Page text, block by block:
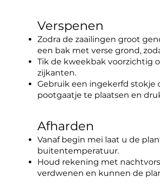
Verspenen
Zodra de zaailingen groot
een bak met verse grond,
Tik de kweekbak voorzichtig
zijkanten.
Gebruik een ingekerfd stokje
pootgaatje te plaatsen en
Afharden
Vanaf begin mei laat u de
buitentemperatuur.
Houd rekening met
verdwenen en kunnen de